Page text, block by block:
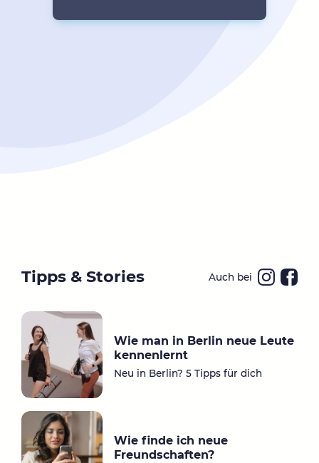
Tipps & Stories Auch bei
a
ok
Wie man in Berlin neue Leute
kennenlernt
Neu in Berlin? 5 Tipps für dich
Wie finde ich neue
Freundschaften?